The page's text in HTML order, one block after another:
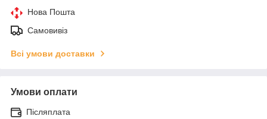
Нова Пошта
Самовивіз
Всі умови доставки
Умови оплати
Післяплата